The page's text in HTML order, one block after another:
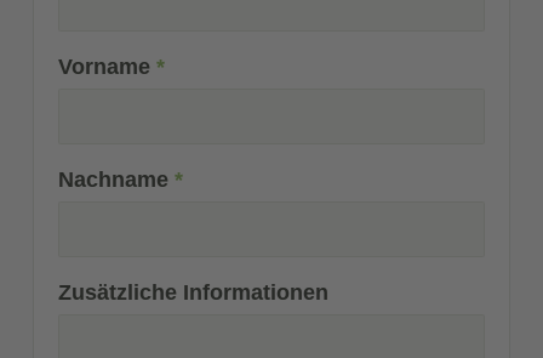
E-Mail
Vorname *
Nachname *
Zusätzliche Informationen